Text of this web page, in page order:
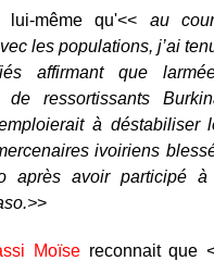
lui-même qu'<< au
les populations, j’ai
affirmant que
de ressortissants
à
ivoiriens
après avoir participé
>
Moïsereconnait que